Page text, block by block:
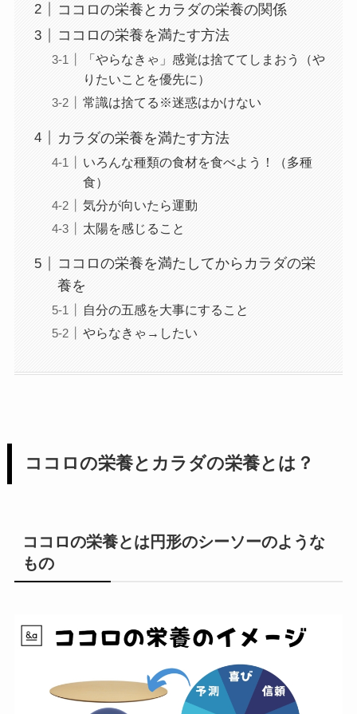
ココロの栄養とカラダの栄養の関係
ココロの栄養を満たす方法
「やらなきゃ」感覚は捨ててしまおう（や
りたいことを優先に）
常識は捨てる※迷惑はかけない
カラダの栄養を満たす方法
いろんな種類の食材を食べよう！（多種
食）
気分が向いたら運動
太陽を感じること
ココロの栄養を満たしてからカラダの栄
養を
自分の五感を大事にすること
やらなきゃ→したい
ココロの栄養とカラダの栄養とは？
ココロの栄養とは円形のシーソーのような
もの